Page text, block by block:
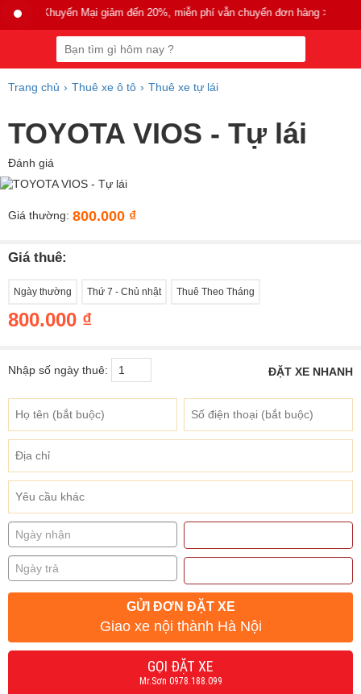
Khuyến Mại giảm đến 20%, miễn phí vẫn chuyển đơn hàng >200k.
Trang chủ Thuê xe ô tô Thuê xe tự lái
TOYOTA VIOS - Tự lái
Đánh giá
Giá thường: 800.000 ₫
Giá thuê:
Ngày thường Thứ 7 - Chủ nhật Thuê Theo Tháng
800.000 ₫
Nhập số ngày thuê: ĐẶT XE NHANH
GỬI ĐƠN ĐẶT XE
Giao xe nội thành Hà Nội
GỌI ĐẶT XE
Mr.Sơn 0978.188.099